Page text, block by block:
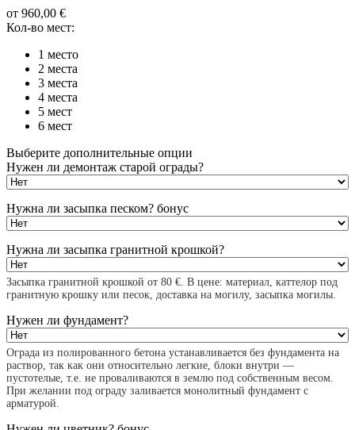
от 960,00 €
Кол-во мест:
1 место
2 места
3 места
4 места
5 мест
6 мест
Выберите дополнительные опции
Нужен ли демонтаж старой ограды?
Нужна ли засыпка песком? бонус
Нужна ли засыпка гранитной крошкой?
Засыпка гранитной крошкой от 80 €. В цене: материал, каттелор под
гранитную крошку или песок, доставка на могилу, засыпка могилы.
Нужен ли фундамент?
Ограда из полированного бетона устанавливается без фундамента на
раствор, так как они относительно легкие, блоки внутри —
пустотелые, т.е. не проваливаются в землю под собственным весом.
При желании под ограду заливается монолитный фундамент с
арматурой.